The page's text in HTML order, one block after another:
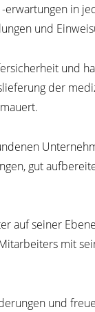
in
und
und
der
gut
auf seiner
mit
und